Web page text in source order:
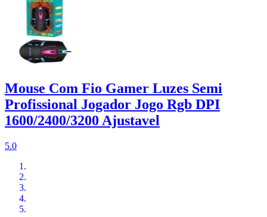
Mouse Com Fio Gamer Luzes Semi
Profissional Jogador Jogo Rgb DPI
1600/2400/3200 Ajustavel
5.0